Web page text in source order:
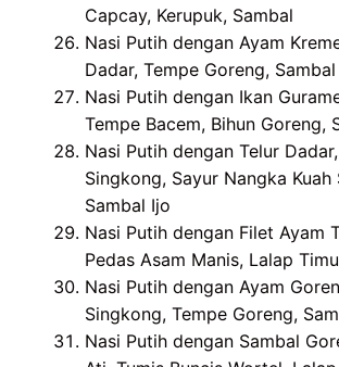
Capcay, Kerupuk, Sambal
Nasi Putih dengan Ayam
Dadar, Tempe Goreng, Sambal
Nasi Putih dengan Ikan
Tempe Bacem, Bihun Goreng,
Nasi Putih dengan Telur
Singkong, Sayur Nangka Kuah
Sambal Ijo
Nasi Putih dengan Filet Ayam
Pedas Asam Manis, Lalap
Nasi Putih dengan Ayam
Singkong, Tempe Goreng,
Nasi Putih dengan Sambal